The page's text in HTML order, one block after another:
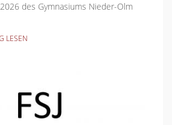
des Gymnasiums Nieder-Olm
LESEN